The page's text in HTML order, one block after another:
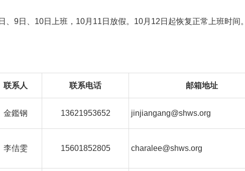
9日、10日上班，10月11日放假。10月12日起恢复正常上班时间。
联系人 联系电话 邮箱地址
金鑑钢 13621953652 jinjiangang@shws.org
李佶雯 15601852805 charalee@shws.org